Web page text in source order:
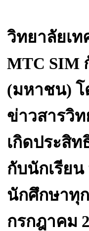
วิทยาลัยเ
MTC SIM
(มหาชน) โ
ข่าวสารวิ
เกิดประสิ
กับนักเรีย
นักศึกษาทุ
กรกฎาคม